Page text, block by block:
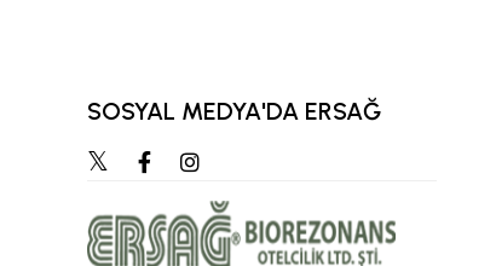
“Zihnimizde en çok
hedef, zamanla
SOSYAL MEDYA'DA ERSAĞ